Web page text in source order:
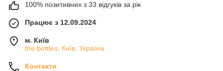
100% позитивних з 33 відгуків за рік
Працює з 12.09.2024
м. Київ
the bottles, Київ, Україна
Контакти